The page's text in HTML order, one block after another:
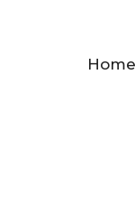
Home